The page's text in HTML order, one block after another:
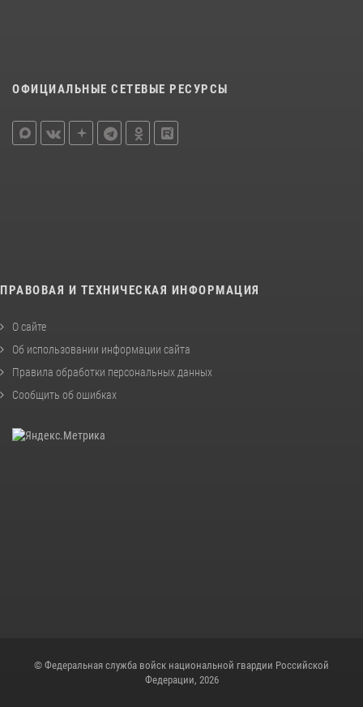
ОФИЦИАЛЬНЫЕ СЕТЕВЫЕ РЕСУРСЫ
ПРАВОВАЯ И ТЕХНИЧЕСКАЯ ИНФОРМАЦИЯ
О сайте
Об использовании информации сайта
Правила обработки персональных данных
Сообщить об ошибках
© Федеральная служба войск национальной гвардии Российской
Федерации, 2026